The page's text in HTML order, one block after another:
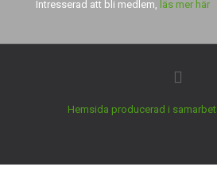
Intresserad att bli medlem, läs mer här
Hemsida producerad i